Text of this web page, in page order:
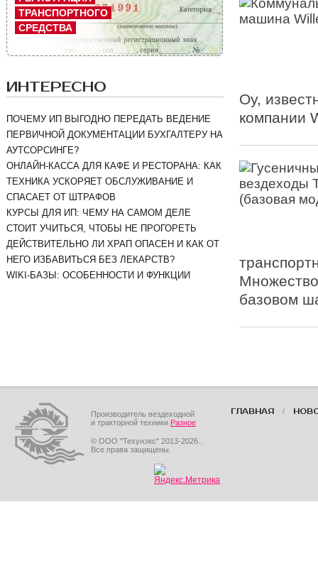
Oy,
компании
базовом
ТРАНСПОРТНОГО
СРЕДСТВА
ИНТЕРЕСНО
ПОЧЕМУ ИП ВЫГОДНО ПЕРЕДАТЬ ВЕДЕНИЕ
ПЕРВИЧНОЙ ДОКУМЕНТАЦИИ БУХГАЛТЕРУ НА
АУТСОРСИНГЕ?
ОНЛАЙН-КАССА ДЛЯ КАФЕ И РЕСТОРАНА: КАК
ТЕХНИКА УСКОРЯЕТ ОБСЛУЖИВАНИЕ И
СПАСАЕТ ОТ ШТРАФОВ
КУРСЫ ДЛЯ ИП: ЧЕМУ НА САМОМ ДЕЛЕ
СТОИТ УЧИТЬСЯ, ЧТОБЫ НЕ ПРОГОРЕТЬ
ДЕЙСТВИТЕЛЬНО ЛИ ХРАП ОПАСЕН И КАК ОТ
НЕГО ИЗБАВИТЬСЯ БЕЗ ЛЕКАРСТВ?
WIKI-БАЗЫ: ОСОБЕННОСТИ И ФУНКЦИИ
Производитель вездеходной
и тракторной техники Разное
© ООО "Техунэкс" 2013-2026..
Все права защищены.
ГЛАВНАЯ /